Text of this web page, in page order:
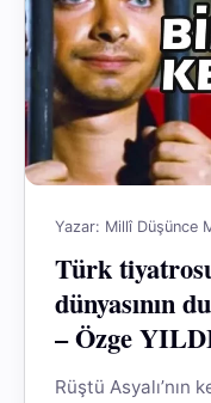
Yazar: Millî Düşünce
Türk
dünyasının
– Özge
Rüştü Asyalı’nın